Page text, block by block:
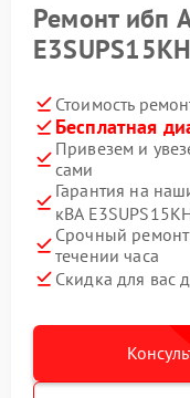
Ремонт ибп
Стоимость
Бесплатная
Привезем и
сами
Гарантия на
кВА
Срочный ремонт
течении часа
Скидка для вас